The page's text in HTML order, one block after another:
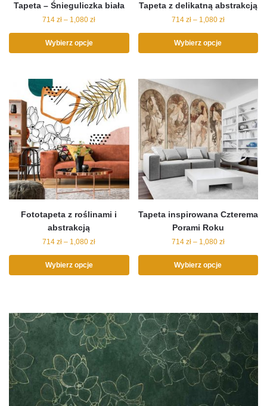
Tapeta – Śnieguliczka biała
714zł – 1,080zł
Wybierz opcje
Tapeta z delikatną abstrakcją
714 zł – 1,080 zł
Wybierz opcje
Fototapeta z roślinami i
abstrakcją
714zł – 1,080zł
Wybierz opcje
Tapeta inspirowana Czterema
Porami Roku
714 zł – 1,080 zł
Wybierz opcje